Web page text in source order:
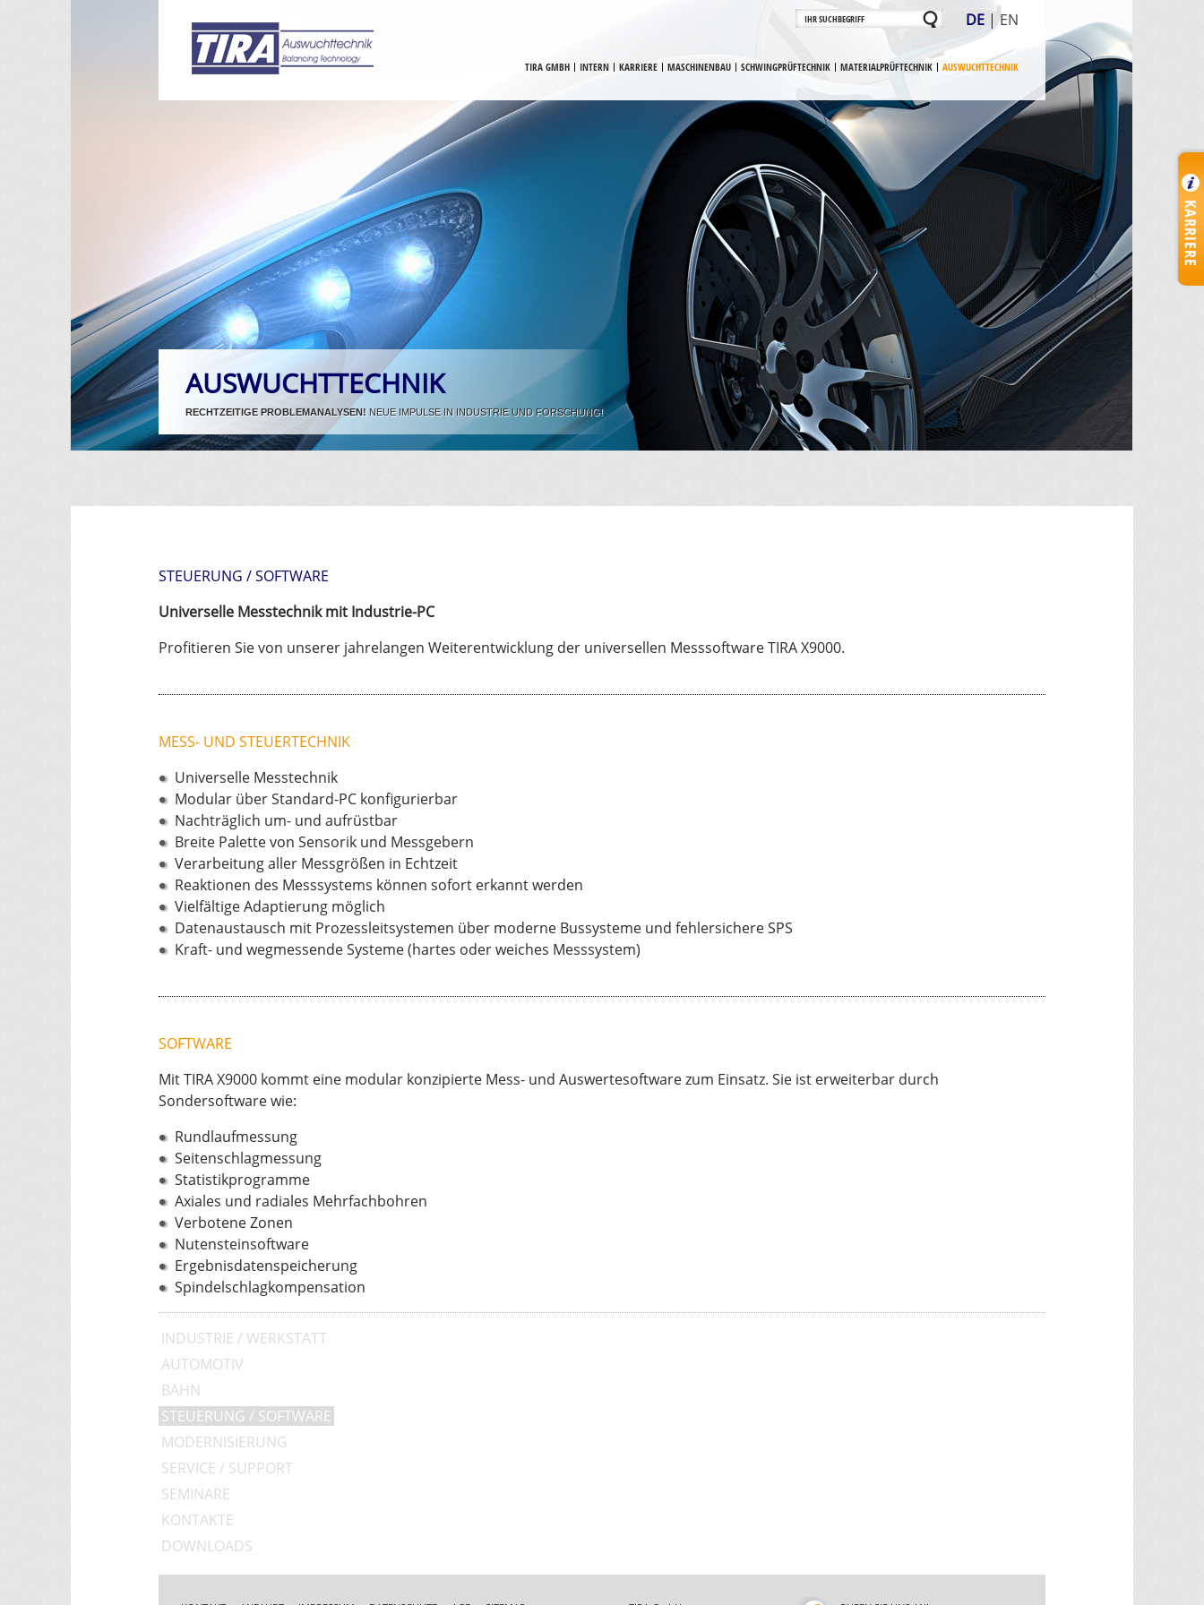
DE | EN
TIRA GMBH INTERN KARRIERE MASCHINENBAU SCHWINGPRÜFTECHNIK MATERIALPRÜFTECHNIK AUSWUCHTTECHNIK
AUSWUCHTTECHNIK
RECHTZEITIGE PROBLEMANALYSEN! NEUE IMPULSE IN INDUSTRIE UND FORSCHUNG!
STEUERUNG / SOFTWARE
Universelle Messtechnik mit Industrie-PC
Profitieren Sie von unserer jahrelangen Weiterentwicklung der universellen Messsoftware TIRA X9000.
MESS- UND STEUERTECHNIK
Universelle Messtechnik
Modular über Standard-PC konfigurierbar
Nachträglich um- und aufrüstbar
Breite Palette von Sensorik und Messgebern
Verarbeitung aller Messgrößen in Echtzeit
Reaktionen des Messsystems können sofort erkannt werden
Vielfältige Adaptierung möglich
Datenaustausch mit Prozessleitsystemen über moderne Bussysteme und fehlersichere SPS
Kraft- und wegmessende Systeme (hartes oder weiches Messsystem)
SOFTWARE
Mit TIRA X9000 kommt eine modular konzipierte Mess- und Auswertesoftware zum Einsatz. Sie ist erweiterbar durch
Sondersoftware wie:
Rundlaufmessung
Seitenschlagmessung
Statistikprogramme
Axiales und radiales Mehrfachbohren
Verbotene Zonen
Nutensteinsoftware
Ergebnisdatenspeicherung
Spindelschlagkompensation
INDUSTRIE / WERKSTATT
AUTOMOTIV
BAHN
STEUERUNG / SOFTWARE
MODERNISIERUNG
SERVICE / SUPPORT
SEMINARE
KONTAKTE
DOWNLOADS